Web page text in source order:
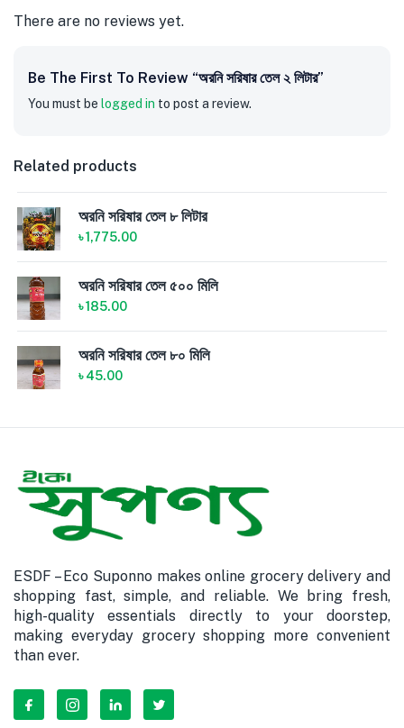
There are no reviews yet.
Be The First To Review “অরনি সরিষার তেল ২ লিটার”
You must be logged in to post a review.
Related products
অরনি সরিষার তেল ৮ লিটার
৳1,775.00
অরনি সরিষার তেল ৫০০ মিলি
৳185.00
অরনি সরিষার তেল ৮০ মিলি
৳45.00
ESDF – Eco Suponno makes online grocery delivery and
shopping fast, simple, and reliable. We bring fresh,
high-quality essentials directly to your doorstep,
making everyday grocery shopping more convenient
than ever.